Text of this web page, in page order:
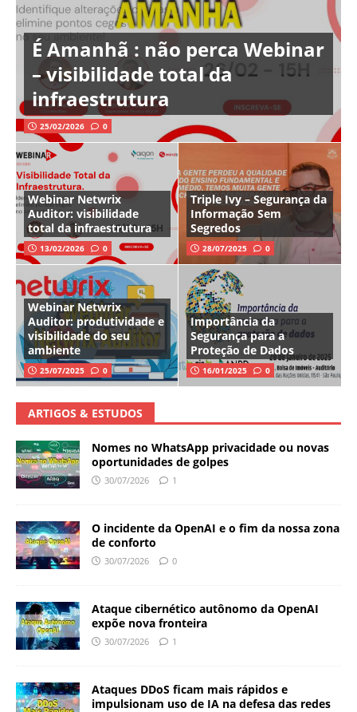
É Amanhã : não perca Webinar
– visibilidade total da
infraestrutura
25/02/2026 0
Webinar Netwrix
Auditor: visibilidade
total da infraestrutura
13/02/2026 0
Triple Ivy – Segurança da
Informação Sem
Segredos
28/07/2025 0
Webinar Netwrix
Auditor: produtividade e
visibilidade do seu
ambiente
25/07/2025 0
Importância da
Segurança para a
Proteção de Dados
16/01/2025 0
ARTIGOS & ESTUDOS
Nomes no WhatsApp privacidade ou novas
oportunidades de golpes
30/07/2026 1
O incidente da OpenAI e o fim da nossa zona
de conforto
30/07/2026 0
Ataque cibernético autônomo da OpenAI
expõe nova fronteira
30/07/2026 1
Ataques DDoS ficam mais rápidos e
impulsionam uso de IA na defesa das redes